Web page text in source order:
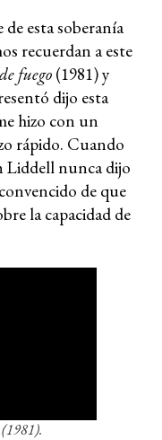
esta soberanía
recuerdan a este
fuego(1981) y
dijo esta
hizo con un
rápido. Cuando
Liddell nunca dijo
de que
la capacidad de